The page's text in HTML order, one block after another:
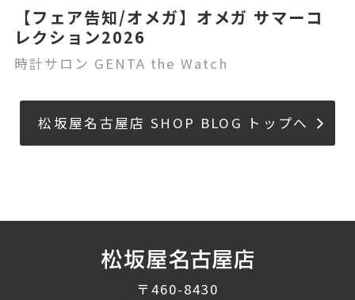
【フェア告知/オメガ】オメガ サマーコ
レクション2026
時計サロン GENTA the Watch
松坂屋名古屋店 SHOP BLOG トップへ
〒460-8430